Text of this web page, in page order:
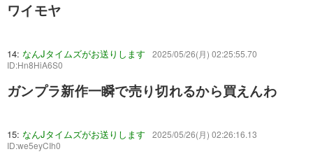
ワイモヤ
14: なんJタイムズがお送りします
2025/05/26(月) 02:25:55.70
ID:Hn8HiA6S0
ガンプラ新作一瞬で売り切れるから買えんわ
15: なんJタイムズがお送りします
2025/05/26(月) 02:26:16.13
ID:we5eyCIh0